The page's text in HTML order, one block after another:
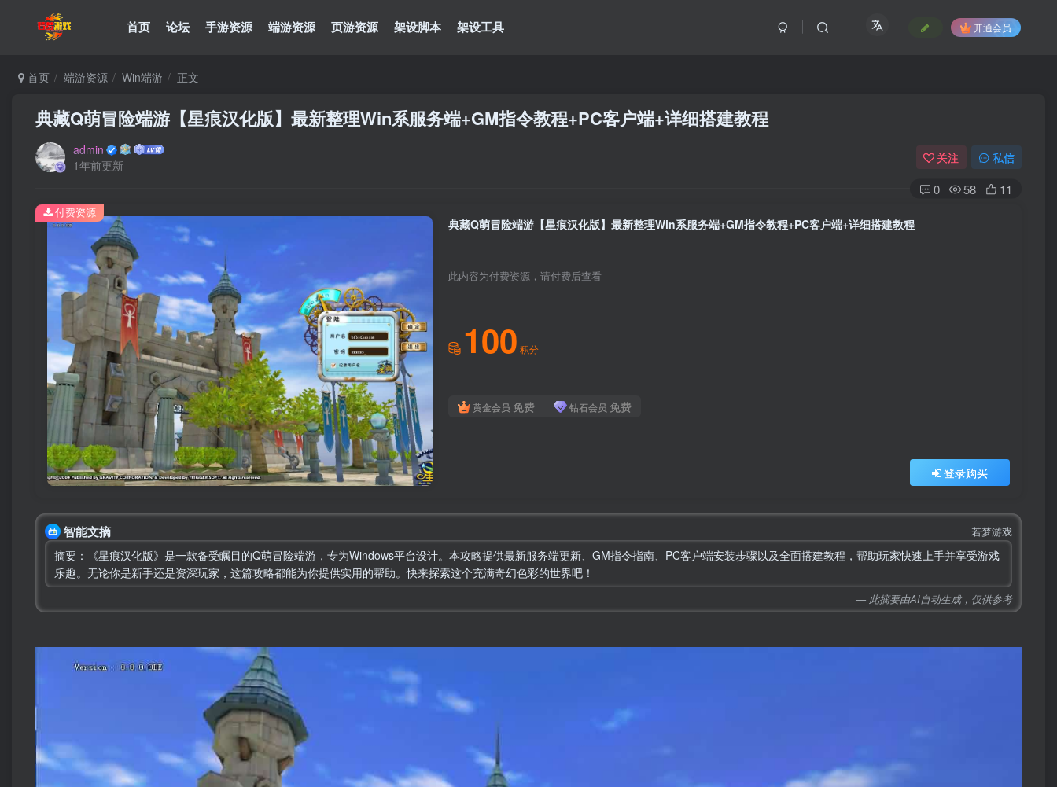
首页 论坛 手游资源 端游资源 页游资源 架设脚本 架设工具 开通会员
首页 端游资源 Win端游 正文
典藏Q萌冒险端游【星痕汉化版】最新整理Win系服务端+GM指令教程+PC客户端+详细搭建教程
admin
1年前更新
关注 私信
0 58 11
典藏Q萌冒险端游【星痕汉化版】最新整理Win系服务端+GM指令教程+PC客户端+详细搭建教程
此内容为付费资源，请付费后查看
100 积分
黄金会员 免费 钻石会员 免费
登录购买
付费资源
智能文摘 若梦游戏
摘要：《星痕汉化版》是一款备受瞩目的Q萌冒险端游，专为Windows平台设计。本攻略提供最新服务端更新、GM指令指南、PC客户端安装步骤以及全面搭建教程，帮助玩家快速上手并享受游戏
乐趣。无论你是新手还是资深玩家，这篇攻略都能为你提供实用的帮助。快来探索这个充满奇幻色彩的世界吧！
— 此摘要由AI自动生成，仅供参考